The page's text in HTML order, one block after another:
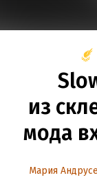
из
мода
Мария